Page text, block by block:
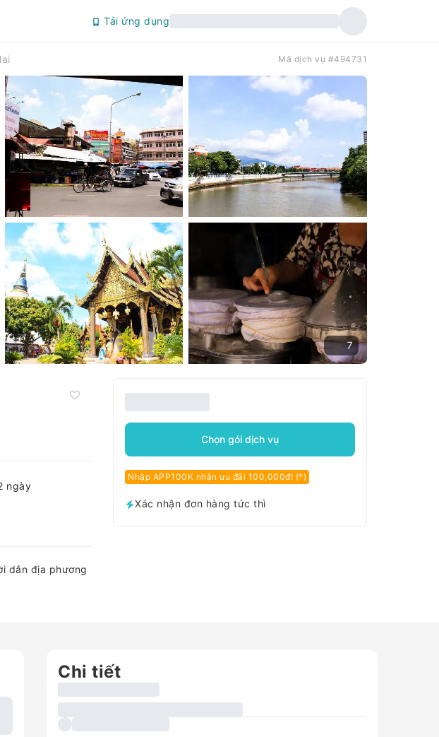
Tải ứng dụng
Mã dịch vụ #494731
7
ngày
dân địa phương
Chọn gói dịch vụ
Nhập APP100K nhận ưu đãi 100,000đ! (*)
Xác nhận đơn hàng tức thì
Chi tiết